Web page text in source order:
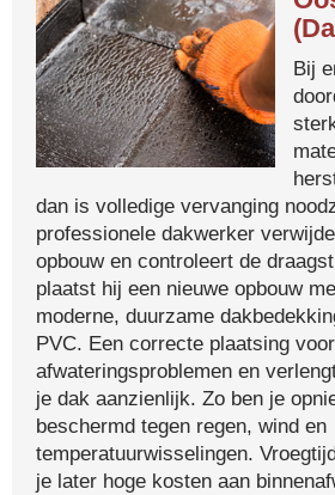
Bij
dan is volledige vervanging
professionele dakwerker
opbouw en controleert de
plaatst hij een nieuwe opbouw
moderne, duurzame
PVC. Een correcte plaatsing
afwateringsproblemen en
je dak aanzienlijk. Zo ben je
beschermd tegen regen, wind en
temperatuurwisselingen.
je later hoge kosten aan